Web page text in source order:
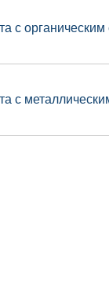
с органическим
с